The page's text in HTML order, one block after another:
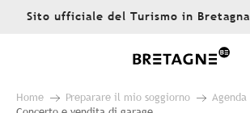
AllerSito ufficiale del Turismo in Bretagna
Home Preparare il mio soggiorno
Agenda